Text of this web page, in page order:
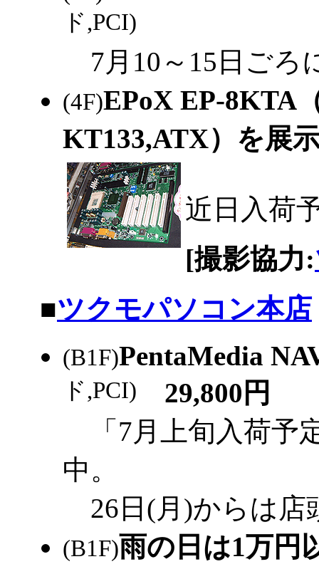
ド,PCI)
7月10～15日ごろ
(4F)EPoX EP-8KTA
KT133,ATX）を
近日入荷
[撮影協力:
■ツクモパソコン本店
(B1F)PentaMedia
ド,PCI) 29,800円
「7月上旬入荷予
中。
26日(月)からは店
(B1F)雨の日は1万円